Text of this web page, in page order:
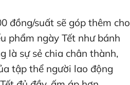
đồng/suất sẽ góp thêm cho
phẩm ngày Tết như bánh
là sự sẻ chia chân thành,
tập thể người lao động